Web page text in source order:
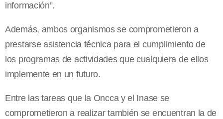
información”.
Además, ambos organismos se comprometieron a
prestarse asistencia técnica para el cumplimiento de
los programas de actividades que cualquiera de ellos
implemente en un futuro.
Entre las tareas que la Oncca y el Inase se
comprometieron a realizar también se encuentran la de